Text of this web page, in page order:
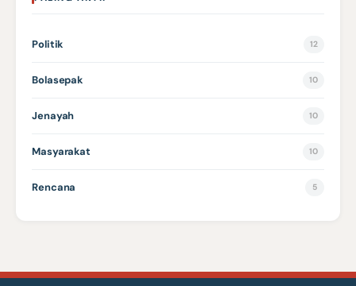
Politik 12
Bolasepak 10
Jenayah 10
Masyarakat 10
Rencana 5